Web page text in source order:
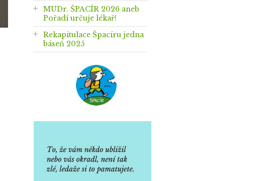
MUDr. ŠPACÍR 2026 aneb
Pořadí určuje lékař!
Rekapitulace Špacíru jedna
báseň 2025